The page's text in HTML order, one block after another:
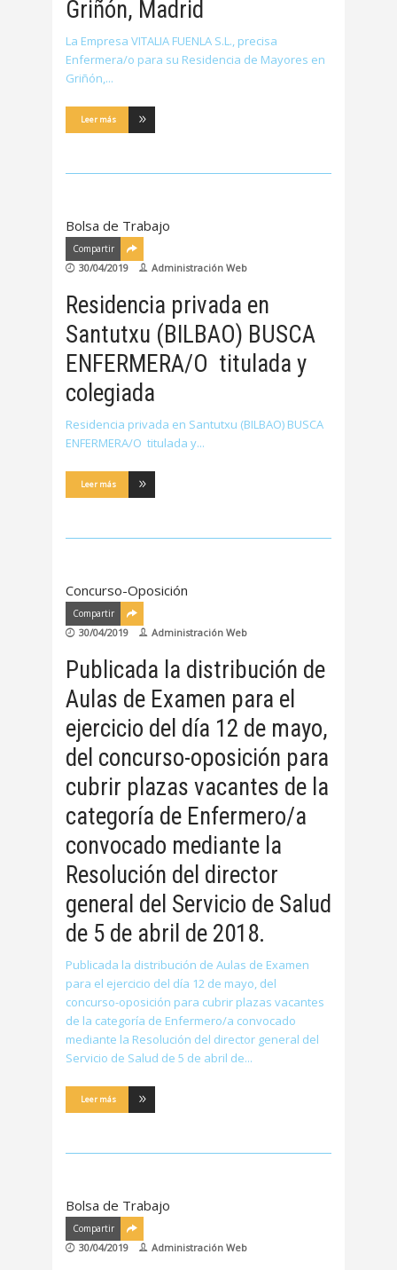
Griñón, Madrid
La Empresa VITALIA FUENLA S.L., precisa
Enfermera/o para su Residencia de Mayores en
Griñón,
Leer más
Bolsa de Trabajo
Compartir
30/04/2019 Administración Web
Residencia privada en
Santutxu (BILBAO) BUSCA
ENFERMERA/O titulada y
colegiada
Residencia privada en Santutxu (BILBAO) BUSCA
ENFERMERA/O titulada y
Leer más
Concurso-Oposición
Compartir
30/04/2019 Administración Web
Publicada la distribución de
Aulas de Examen para el
ejercicio del día 12 de mayo,
del concurso-oposición para
cubrir plazas vacantes de la
categoría de Enfermero/a
convocado mediante la
Resolución del director
general del Servicio de Salud
de 5 de abril de 2018.
Publicada la distribución de Aulas de Examen
para el ejercicio del día 12 de mayo, del
concurso-oposición para cubrir plazas vacantes
de la categoría de Enfermero/a convocado
mediante la Resolución del director general del
Servicio de Salud de 5 de abril de
Leer más
Bolsa de Trabajo
Compartir
30/04/2019 Administración Web